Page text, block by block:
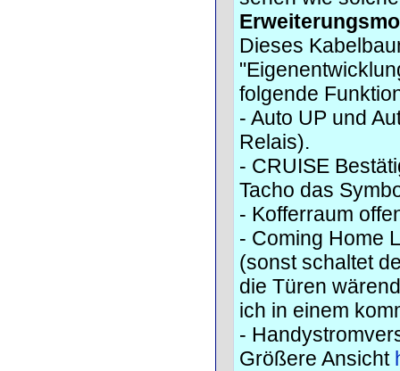
Dieses
folgende
- Auto UP und
Relais).
- CRUISE
Tacho das
- Kofferraum
- Coming Home
(sonst schaltet
die Türen
ich in einem
-
Größere Ansicht